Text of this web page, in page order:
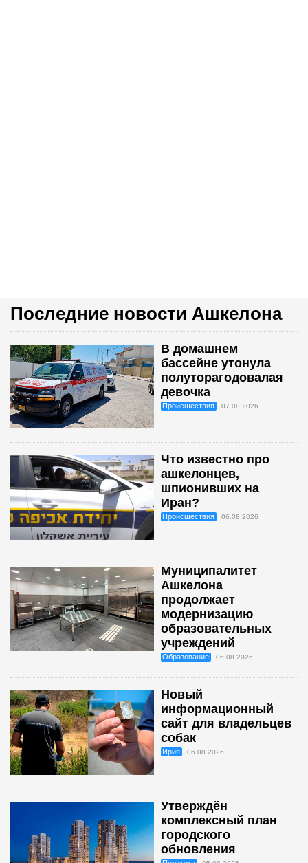
Последние новости Ашкелона
В домашнем
бассейне утонула
полуторагодовалая
девочка
Происшествия 07.08.2026
Что известно про
ашкелонцев,
шпионивших на
Иран?
Происшествия 06.08.2026
Муниципалитет
Ашкелона
продолжает
модернизацию
образовательных
учреждений
Образование 06.08.2026
Новый
информационный
сайт для владельцев
собак
Ирия 06.08.2026
Утверждён
комплексный план
городского
обновления